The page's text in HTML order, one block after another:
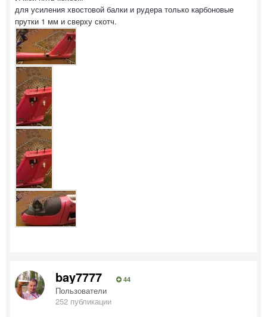
для усиления хвостовой балки и рудера только карбоновые
прутки 1 мм и сверху скотч.
bay7777 44
Пользователи
252 публикации